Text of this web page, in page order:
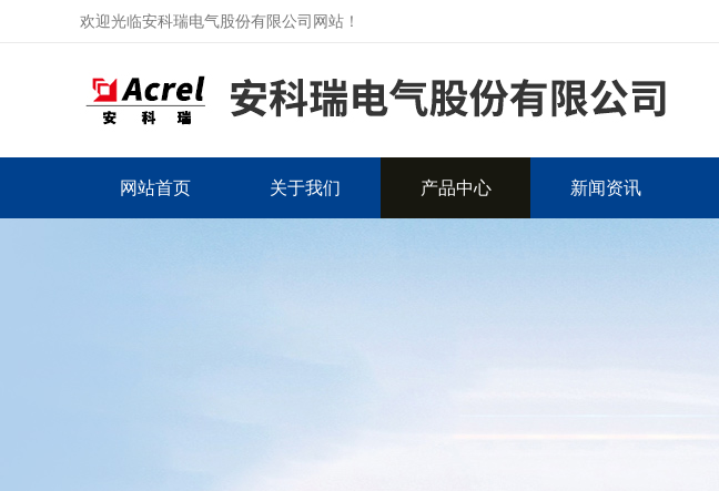
欢迎光临安科瑞电气股份有限公司网站！
网站首页 关于我们 产品中心 新闻资讯